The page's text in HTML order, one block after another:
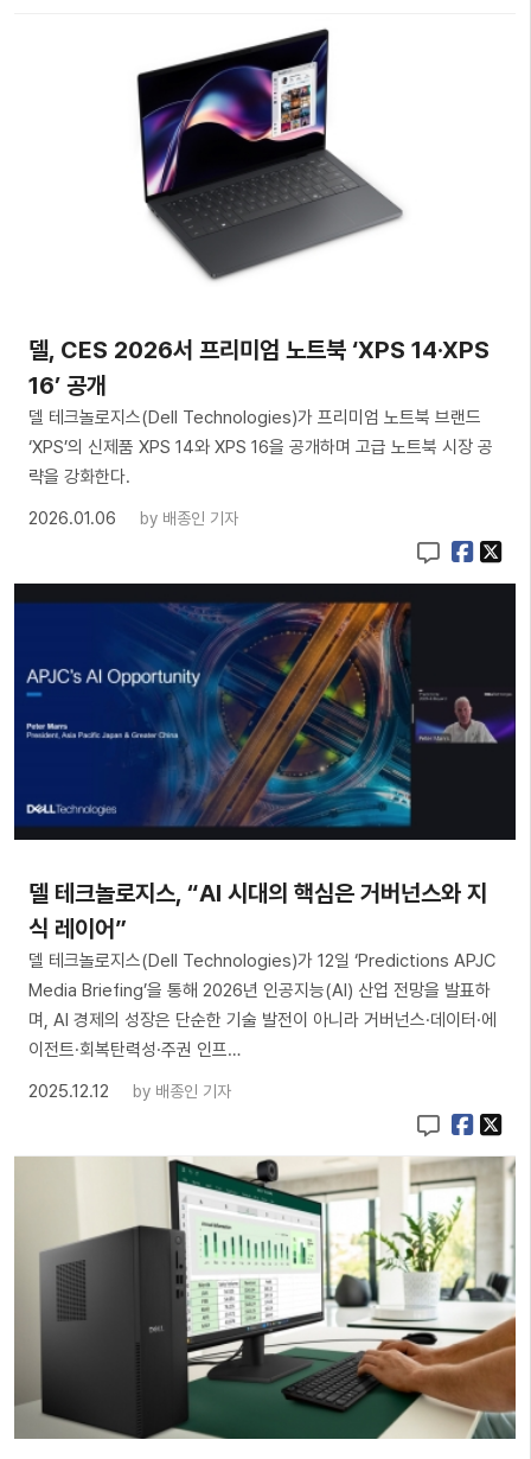
델, CES 2026서 프리미엄 노트북 ‘XPS 14·XPS
16’ 공개
델 테크놀로지스(Dell Technologies)가 프리미엄 노트북 브랜드
‘XPS’의 신제품 XPS 14와 XPS 16을 공개하며 고급 노트북 시장 공
략을 강화한다.
2026.01.06
by 배종인 기자
델 테크놀로지스, “AI 시대의 핵심은 거버넌스와 지
식 레이어”
델 테크놀로지스(Dell Technologies)가 12일 ‘Predictions APJC
Media Briefing’을 통해 2026년 인공지능(AI) 산업 전망을 발표하
며, AI 경제의 성장은 단순한 기술 발전이 아니라 거버넌스·데이터·에
이전트·회복탄력성·주권 인프…
2025.12.12
by 배종인 기자